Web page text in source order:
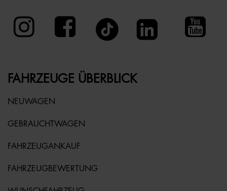
FAHRZEUGE ÜBERBLICK
NEUWAGEN
GEBRAUCHTWAGEN
FAHRZEUGANKAUF
FAHRZEUGBEWERTUNG